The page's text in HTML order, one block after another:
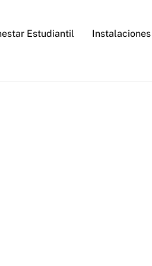
Estudiantil Instalaciones